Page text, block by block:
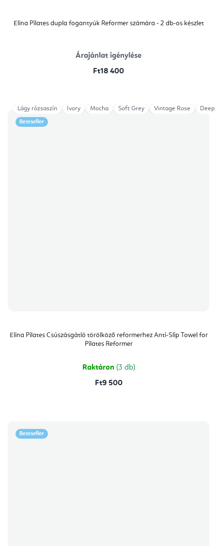
Elina Pilates dupla fogantyúk Reformer számára - 2 db-os készlet
Árajánlat igénylése
Ft18 400
Bestseller
Elina Pilates Csúszásgátló törölköző reformerhez Anti-Slip Towel for
Pilates Reformer
Raktáron (3 db)
Ft9 500
Lágy rózsaszín Ivory Mocha Soft Grey Vintage Rose Deep
Bestseller